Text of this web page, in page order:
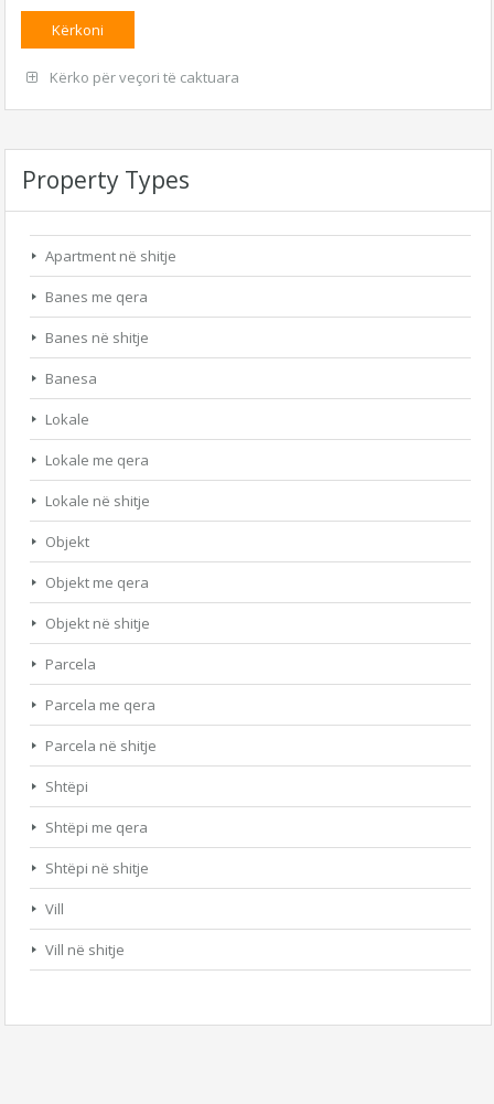
Kërko për veçori të caktuara
Property Types
Apartment në shitje
Banes me qera
Banes në shitje
Banesa
Lokale
Lokale me qera
Lokale në shitje
Objekt
Objekt me qera
Objekt në shitje
Parcela
Parcela me qera
Parcela në shitje
Shtëpi
Shtëpi me qera
Shtëpi në shitje
Vill
Vill në shitje